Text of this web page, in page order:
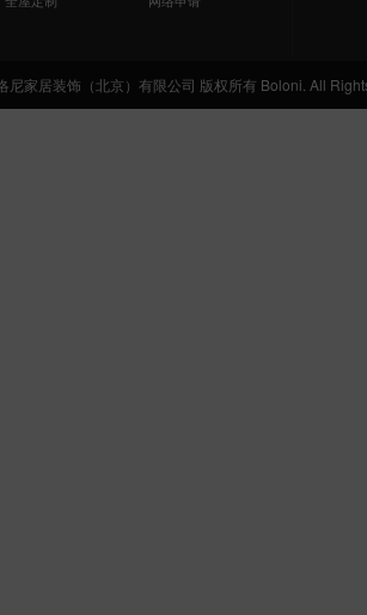
家居装饰（北京）有限公司 版权所有 Boloni. All